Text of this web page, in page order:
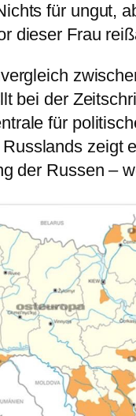
für ungut,
dieser Frau
bei der
für
zeigt
der Russen –